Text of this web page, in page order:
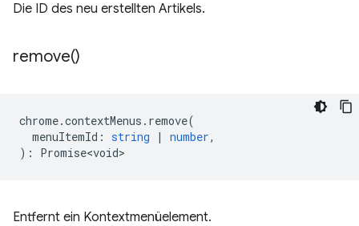
Die ID des neu erstellten Artikels.
remove()
chrome.contextMenus . remove(
menuItemId : string | number,
) : Promise<void>
Entfernt ein Kontextmenüelement.